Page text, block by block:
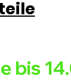
bis